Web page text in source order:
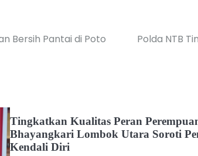
Bersih Pantai di Poto
Polda NTB
Tingkatkan Kualitas Peran
Bhayangkari Lombok Utara Soroti
Kendali Diri